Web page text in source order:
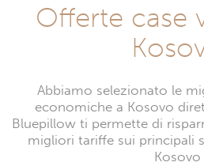
Offerte case
Abbiamo selezionato le
economiche a Kosovo
Bluepillow ti permette di
migliori tariffe sui principali
Kosovo